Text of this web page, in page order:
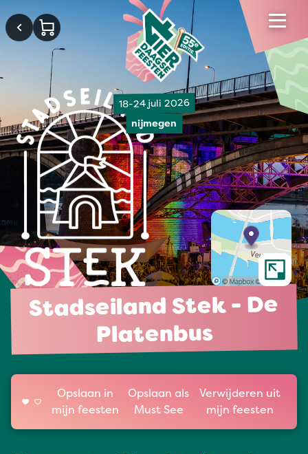
18-24 juli 2026
nijmegen
Stadseiland Stek - De
Platenbus
Opslaan in
mijn feesten
Opslaan als
Must See
Verwijderen uit
mijn feesten